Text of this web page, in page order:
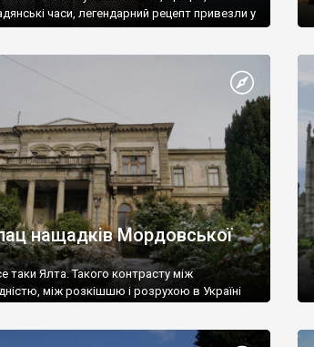
часи, легендарний рецепт привезли у
нащадків Мордовської
таки Ялта. Такого контрасту між
між розкішшю і розрухою в Україні